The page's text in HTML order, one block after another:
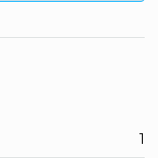
1